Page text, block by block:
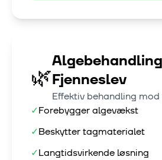
🌿
Algebehandling
Fjenneslev
Effektiv behandling
✓Forebygger algevækst
✓Beskytter tagmaterialet
✓Langtidsvirkende løsning